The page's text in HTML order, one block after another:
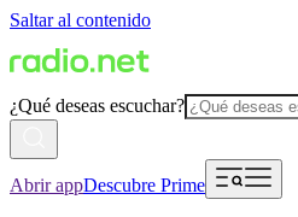
Saltar al contenido
¿Qué deseas escuchar?
Abrir appDescubre Prime